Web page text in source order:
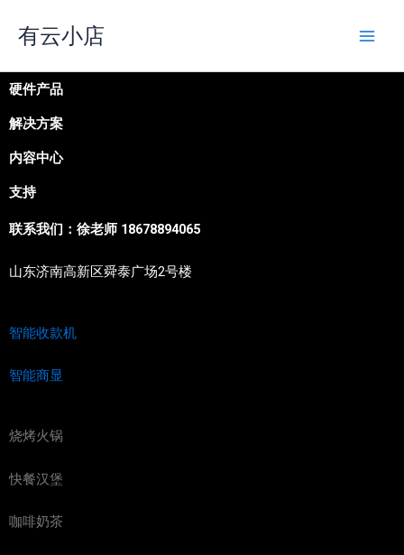
容
有云小店
硬件产品
解决方案
内容中心
支持
联系我们：徐老师 18678894065
山东济南高新区舜泰广场2号楼
智能收款机
智能商显
烧烤火锅
快餐汉堡
咖啡奶茶